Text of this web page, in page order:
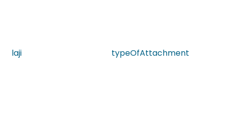
laji typeOfAttachment